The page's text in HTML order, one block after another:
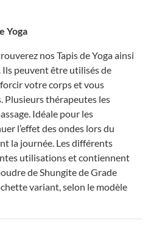
Yoga
nos Tapis de Yoga ainsi
peuvent être utilisés de
votre corps et vous
Plusieurs thérapeutes les
Idéale pour les
l’effet des ondes lors du
la journée. Les différents
utilisations et contiennent
de Shungite de Grade
variant, selon le modèle